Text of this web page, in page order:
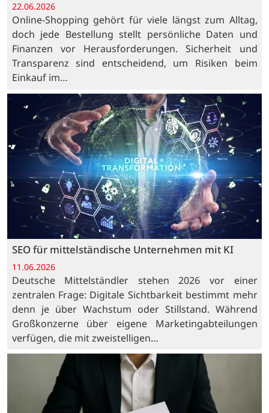
22.06.2026
Online-Shopping gehört für viele längst zum Alltag,
doch jede Bestellung stellt persönliche Daten und
Finanzen vor Herausforderungen. Sicherheit und
Transparenz sind entscheidend, um Risiken beim
Einkauf im…
SEO für mittelständische Unternehmen mit KI
11.06.2026
Deutsche Mittelständler stehen 2026 vor einer
zentralen Frage: Digitale Sichtbarkeit bestimmt mehr
denn je über Wachstum oder Stillstand. Während
Großkonzerne über eigene Marketingabteilungen
verfügen, die mit zweistelligen…